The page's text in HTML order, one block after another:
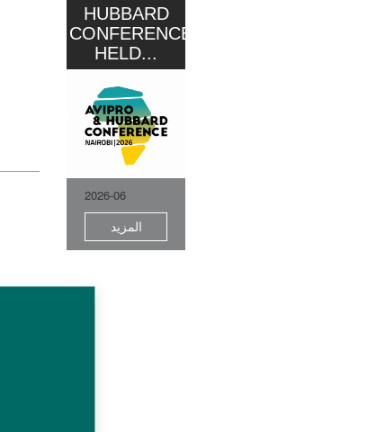
HUBBARD
CONFERENCE
HELD...
2026-06
المزيد